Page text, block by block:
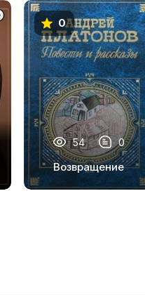
0
54 0
Возвращение